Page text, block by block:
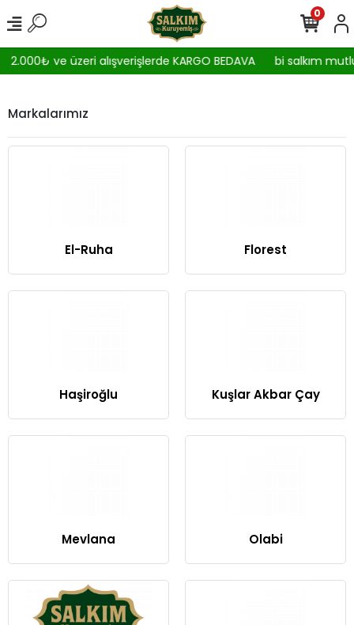
2.000₺ ve üzeri alışverişlerde KARGO BEDAVA bi salkım
0
Markalarımız
El-Ruha Florest
Haşiroğlu Kuşlar Akbar Çay
Mevlana Olabi